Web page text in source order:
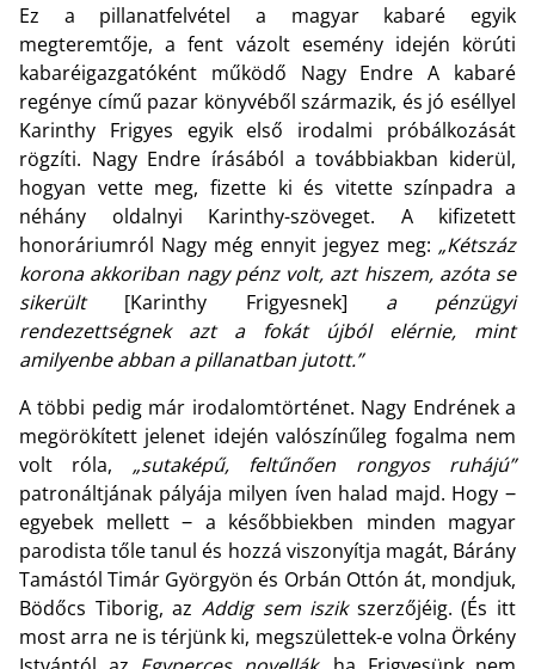
Ez a pillanatfelvétel a magyar kabaré egyik
megteremtője, a fent vázolt esemény idején körúti
kabaréigazgatóként működő Nagy Endre A kabaré
regénye című pazar könyvéből származik, és jó eséllyel
Karinthy Frigyes egyik első irodalmi próbálkozását
rögzíti. Nagy Endre írásából a továbbiakban kiderül,
hogyan vette meg, fizette ki és vitette színpadra a
néhány oldalnyi Karinthy-szöveget. A kifizetett
honoráriumról Nagy még ennyit jegyez meg: „Kétszáz
korona akkoriban nagy pénz volt, azt hiszem, azóta se
sikerült[Karinthy Frigyesnek] a pénzügyi
rendezettségnek azt a fokát újból elérnie, mint
amilyenbe abban a pillanatban jutott.”
A többi pedig már irodalomtörténet. Nagy Endrének a
megörökített jelenet idején valószínűleg fogalma nem
volt róla, „sutaképű, feltűnően rongyos ruhájú”
patronáltjának pályája milyen íven halad majd. Hogy ‒
egyebek mellett ‒ a későbbiekben minden magyar
parodista tőle tanul és hozzá viszonyítja magát, Bárány
Tamástól Timár Györgyön és Orbán Ottón át, mondjuk,
Bödőcs Tiborig, az Addig sem iszikszerzőjéig. (És itt
most arra ne is térjünk ki, megszülettek-e volna Örkény